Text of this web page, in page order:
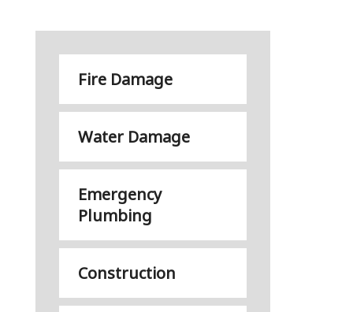
Fire Damage
Water Damage
Emergency
Plumbing
Construction